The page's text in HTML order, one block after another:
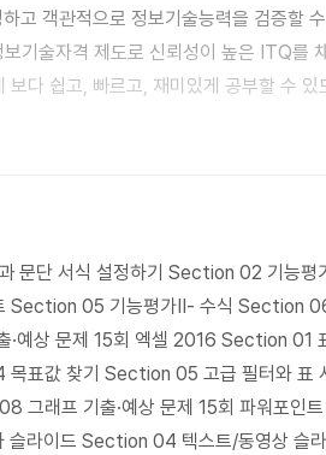
고 객관적으로 정보기술능력을 검증할
기술자격 제도로 신뢰성이 높은 ITQ를
다 쉽고, 빠르고, 재미있게 공부할 수 있
을 익히고, ‘실력 쌓기’를 통해 실전 시험
통해 실제 시험 형태로 마무리 학습할 수
문단 서식 설정하기 Section 02 기능
Section 05 기능평가Ⅱ- 수식 Section
·예상 문제 15회 엑셀 2016 Section 01
표값 찾기 Section 05 고급 필터와 표
그래프 기출·예상 문제 15회 파워포인
라이드 Section 04 텍스트/동영상 슬